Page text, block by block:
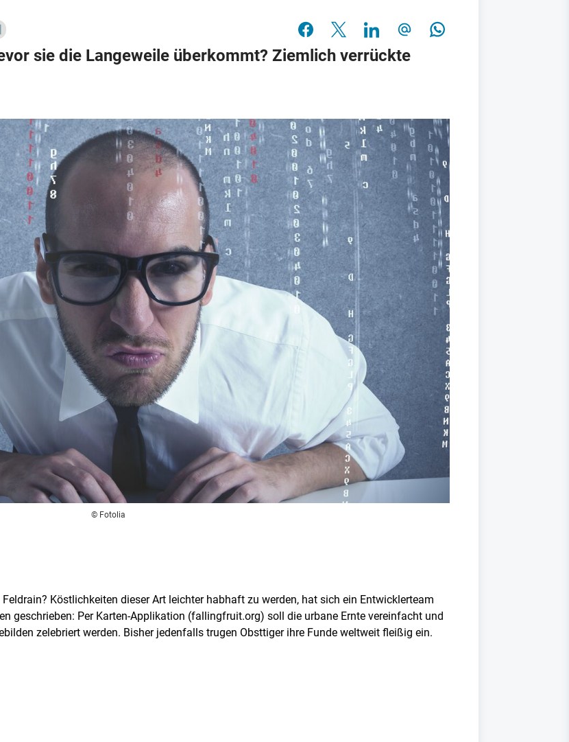
sie die Langeweile überkommt? Ziemlich verrückte
© Fotolia
Köstlichkeiten dieser Art leichter habhaft zu werden, hat sich ein Entwicklerteam
geschrieben: Per Karten-Applikation (fallingfruit.org) soll die urbane Ernte vereinfacht und
zelebriert werden. Bisher jedenfalls trugen Obsttiger ihre Funde weltweit fleißig ein.